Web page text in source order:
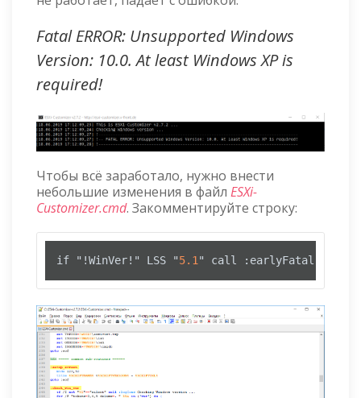
Fatal ERROR: Unsupported Windows
Version: 10.0. At least Windows XP is
required!
Чтобы всё заработало, нужно внести
небольшие изменения в файл ESXi-
Customizer.cmd. Закомментируйте строку:
if "!WinVer!" LSS "5.1 " call :earlyFatal